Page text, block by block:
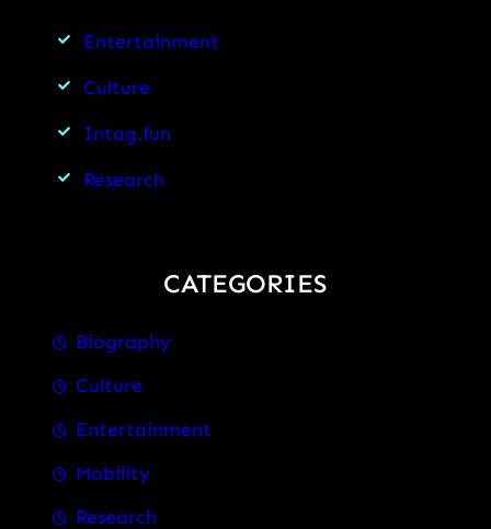
Entertainment
Culture
Intag.fun
Research
CATEGORIES
Biography
Culture
Entertainment
Mobility
Research